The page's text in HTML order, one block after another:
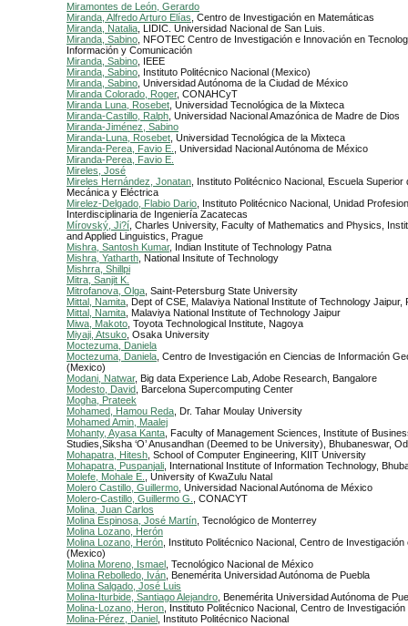
Miramontes de León, Gerardo
Miranda, Alfredo Arturo Elías , Centro de Investigación en Matemáticas
Miranda, Natalia , LIDIC. Universidad Nacional de San Luis.
Miranda, Sabino , NFOTEC Centro de Investigación e Innovación en
Información y Comunicación
Miranda, Sabino , IEEE
Miranda, Sabino , Instituto Politécnico Nacional (Mexico)
Miranda, Sabino , Universidad Autónoma de la Ciudad de México
Miranda Colorado, Roger, CONAHCyT
Miranda Luna, Rosebet , Universidad Tecnológica de la Mixteca
Miranda-Castillo, Ralph , Universidad Nacional Amazónica de Madre de Dios
Miranda-Jiménez, Sabino
Miranda-Luna, Rosebet , Universidad Tecnológica de la Mixteca
Miranda-Perea, Favio E.
, Universidad Nacional Autónoma de México
Miranda-Perea, Favio E.
Mireles, José
Mireles Hernández, Jonatan , Instituto Politécnico Nacional, Escuela Superior
Mecánica y Eléctrica
Mirelez-Delgado, Flabio Dario , Instituto Politécnico Nacional, Unidad
Interdisciplinaria de Ingeniería Zacatecas
Mírovský, Ji?í , Charles University, Faculty of Mathematics and Physics,
and Applied Linguistics, Prague
Mishra, Santosh Kumar, Indian Institute of Technology Patna
Mishra, Yatharth , National Insitute of Technology
Mishrra, Shillpi
Mitra, Sanjit K.
Mitrofanova, Olga , Saint-Petersburg State University
Mittal, Namita , Dept of CSE, Malaviya National Institute of Technology Jaipur,
Mittal, Namita , Malaviya National Institute of Technology Jaipur
Miwa, Makoto , Toyota Technological Institute, Nagoya
Miyaji, Atsuko , Osaka University
Moctezuma, Daniela
Moctezuma, Daniela , Centro de Investigación en Ciencias de Información
(Mexico)
Modani, Natwar, Big data Experience Lab, Adobe Research, Bangalore
Modesto, David , Barcelona Supercomputing Center
Mogha, Prateek
Mohamed, Hamou Reda , Dr. Tahar Moulay University
Mohamed Amin, Maalej
Mohanty, Ayasa Kanta , Faculty of Management Sciences, Institute of
Studies,Siksha ‘O’ Anusandhan (Deemed to be University), Bhubaneswar,
Mohapatra, Hitesh , School of Computer Engineering, KIIT University
Mohapatra, Puspanjali , International Institute of Information Technology,
Molefe, Mohale E.
, University of KwaZulu Natal
Molero Castillo, Guillermo , Universidad Nacional Autónoma de México
Molero-Castillo, Guillermo G.
, CONACYT
Molina, Juan Carlos
Molina Espinosa, José Martín , Tecnológico de Monterrey
Molina Lozano, Herón
Molina Lozano, Herón , Instituto Politécnico Nacional, Centro de
(Mexico)
Molina Moreno, Ismael
, Tecnológico Nacional de México
Molina Rebolledo, Iván , Benemérita Universidad Autónoma de Puebla
Molina Salgado, José Luis
Molina-Iturbide, Santiago Alejandro , Benemérita Universidad Autónoma de
Molina-Lozano, Heron , Instituto Politécnico Nacional, Centro de
Molina-Pérez, Daniel
, Instituto Politécnico Nacional